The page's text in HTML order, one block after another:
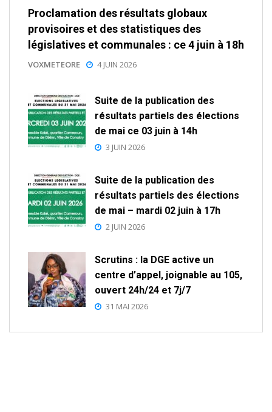
Proclamation des résultats globaux
provisoires et des statistiques des
législatives et communales : ce 4 juin à 18h
VOXMETEORE 4 JUIN 2026
Suite de la publication des
résultats partiels des élections
de mai ce 03 juin à 14h
3 JUIN 2026
Suite de la publication des
résultats partiels des élections
de mai – mardi 02 juin à 17h
2 JUIN 2026
Scrutins : la DGE active un
centre d’appel, joignable au 105,
ouvert 24h/24 et 7j/7
31 MAI 2026